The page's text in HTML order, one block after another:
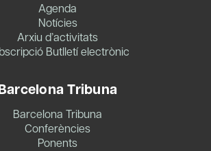
Agenda
Notícies
Arxiu d’activitats
Butlletí electrònic
Tribuna
Barcelona Tribuna
Conferències
Ponents